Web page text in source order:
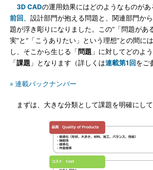
3D CADの運用効果にはどのようなものがあ
前回
、設計部門が抱える問題と、関連部門か
題が浮き彫りになりました。この“「問題があ
実”と“「こうありたい」という理想”との間に
し、そこから生じる「 問題 」に対してどのよ
「課題 」となります（詳しくは連載第1回をご
» 連載バックナンバー
まずは、大きな分類として課題を明確にして